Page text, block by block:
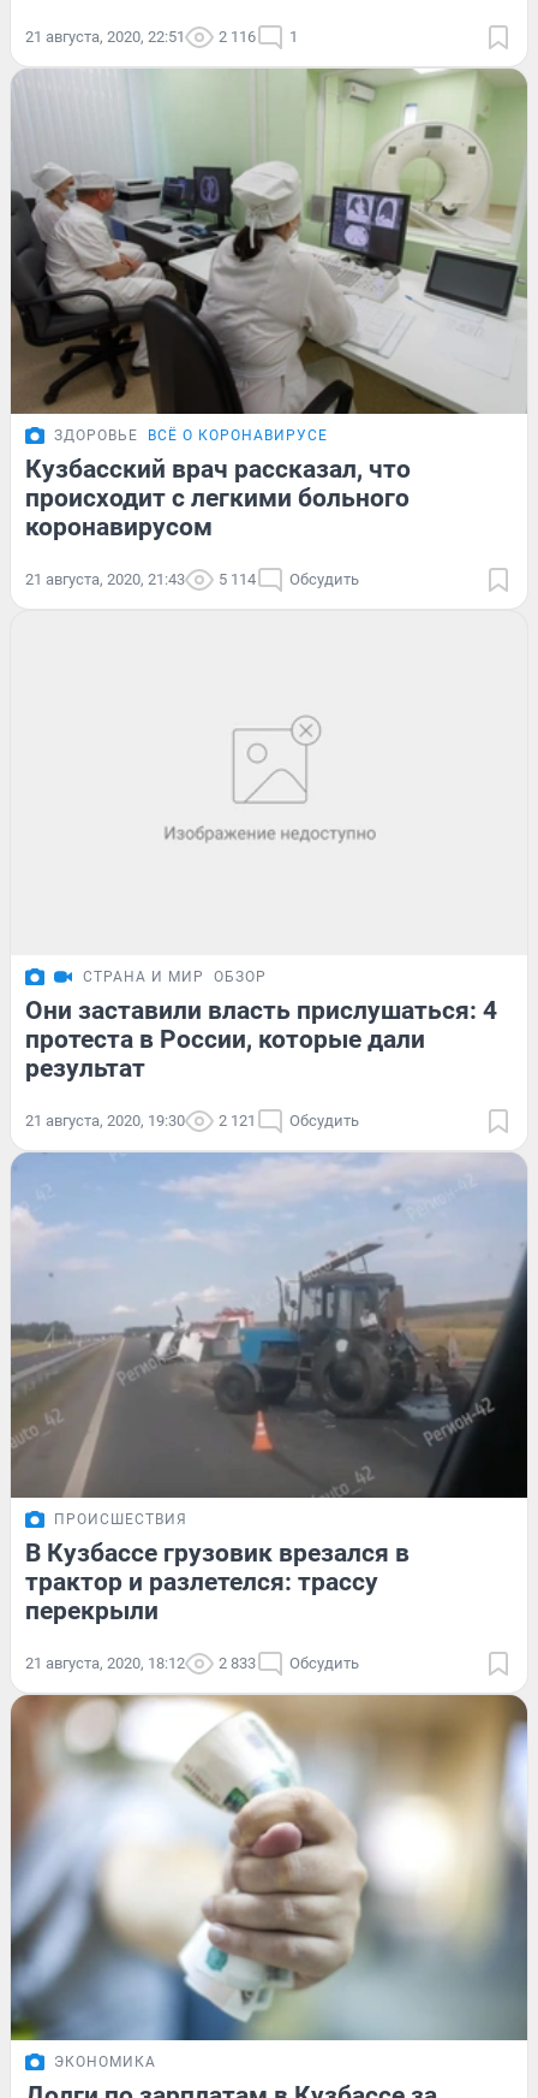
21 августа, 2020, 22:51 2 116 1
ЗДОРОВЬЕ ВСЁ О КОРОНАВИРУСЕ
Кузбасский врач рассказал, что
происходит с легкими больного
коронавирусом
21 августа, 2020, 21:43 5 114 Обсудить
СТРАНА И МИР ОБЗОР
Они заставили власть прислушаться: 4
протеста в России, которые дали
результат
21 августа, 2020, 19:30 2 121 Обсудить
ПРОИСШЕСТВИЯ
В Кузбассе грузовик врезался в
трактор и разлетелся: трассу
перекрыли
21 августа, 2020, 18:12 2 833 Обсудить
ЭКОНОМИКА